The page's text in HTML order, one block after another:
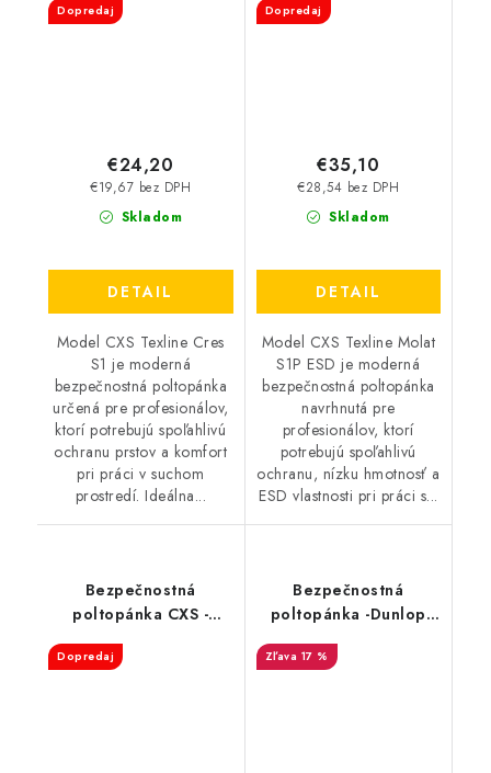
Dopredaj
Skladom
€19,67 bez DPH
€24,20
DETAIL
Model CXS Texline Cres
S1 je moderná
bezpečnostná poltopánka
určená pre profesionálov,
ktorí potrebujú spoľahlivú
ochranu prstov a komfort
pri práci v suchom
prostredí. Ideálna...
Dopredaj
Skladom
€28,54 bez DPH
€35,10
DETAIL
Model CXS Texline Molat
S1P ESD je moderná
bezpečnostná poltopánka
navrhnutá pre
profesionálov, ktorí
potrebujú spoľahlivú
ochranu, nízku hmotnosť a
ESD vlastnosti pri práci s...
Bezpečnostná
poltopánka CXS -
Texline Silba S1P ESD
Dopredaj
Bezpečnostná
poltopánka -Dunlop
FIRST ONE ADV EVO
S1P - čierno-sivá
17 %